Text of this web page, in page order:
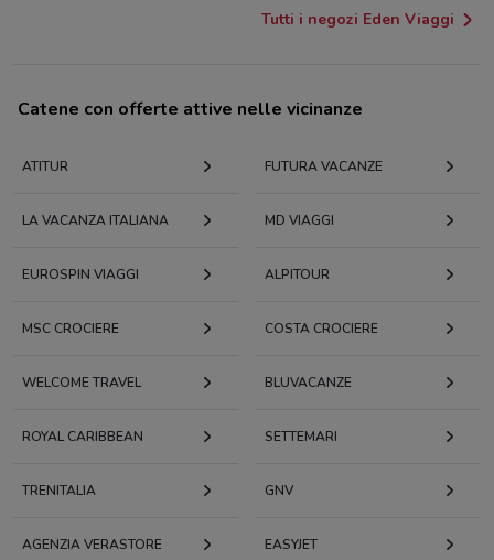
Tutti i negozi Eden Viaggi
Catene con offerte attive nelle vicinanze
ATITUR FUTURA VACANZE
LA VACANZA ITALIANA MD VIAGGI
EUROSPIN VIAGGI ALPITOUR
MSC CROCIERE COSTA CROCIERE
WELCOME TRAVEL BLUVACANZE
ROYAL CARIBBEAN SETTEMARI
TRENITALIA GNV
AGENZIA VERASTORE EASYJET